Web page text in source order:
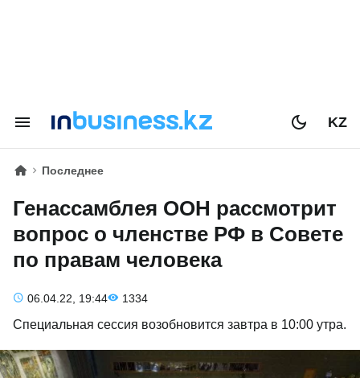
KZ
Последнее
Генассамблея ООН рассмотрит
вопрос о членстве РФ в Совете
по правам человека
06.04.22, 19:44 1334
Специальная сессия возобновится завтра в 10:00 утра.